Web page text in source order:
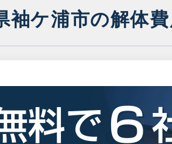
袖ケ浦市の解体